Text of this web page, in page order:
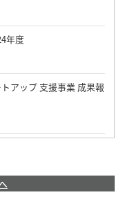
年度
アップ 支援事業 成果報